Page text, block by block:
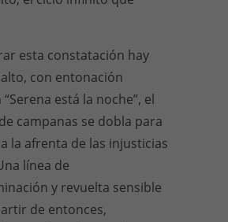
esta constatación hay
con entonación
está la noche”, el
campanas se dobla para
la afrenta de las injusticias
línea de
y revuelta sensible
de entonces,